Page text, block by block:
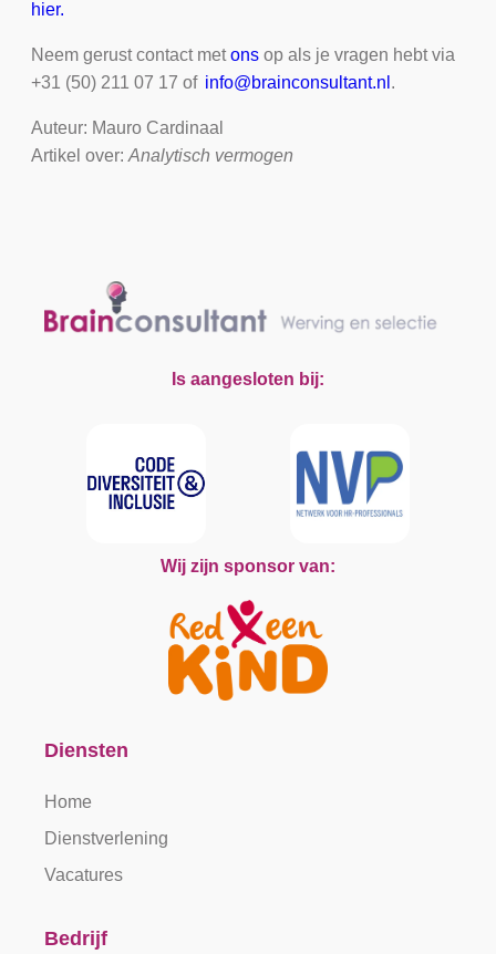
hier.
Neem gerust contact metons op als je vragen hebt via
+31 (50) 211 07 17 of info@brainconsultant.nl .
Auteur: Mauro Cardinaal
Artikel over: Analytisch vermogen
Is aangesloten bij:
Wij zijn sponsor van:
Diensten
Home
Dienstverlening
Vacatures
Bedrijf